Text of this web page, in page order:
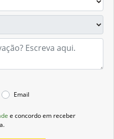
Email
e concordo em receber